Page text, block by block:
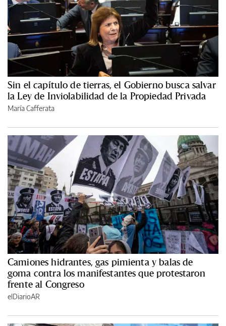
Sin el capítulo de tierras, el Gobierno busca salvar
la Ley de Inviolabilidad de la Propiedad Privada
María Cafferata
Camiones hidrantes, gas pimienta y balas de
goma contra los manifestantes que protestaron
frente al Congreso
elDiarioAR